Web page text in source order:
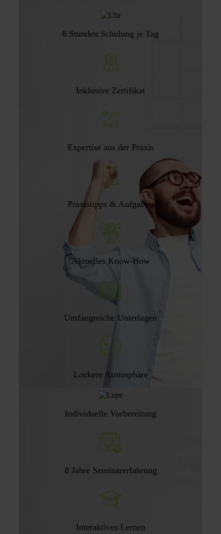
8 Stunden Schulung je Tag
Inklusive Zertifikat
Expertise aus der Praxis
Praxistipps & Aufgaben
Aktuelles Know-How
Umfangreiche Unterlagen
Lockere Atmosphäre
Individuelle Vorbereitung
8 Jahre Seminarerfahrung
Interaktives Lernen